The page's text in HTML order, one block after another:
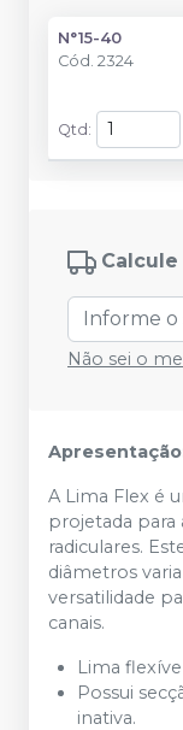
N°15-40
Cód. 2324
Qtd :
Não sei o
A Lima Flex é
projetada para
radiculares.
diâmetros
versatilidade
canais.
Lima
Possui
inativa.